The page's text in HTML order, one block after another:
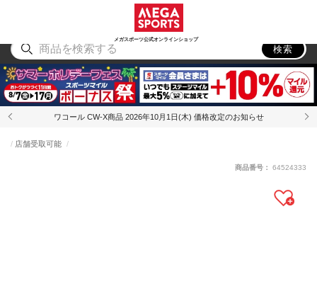
メガスポーツ公式オンラインショップ
アウトドア
検索
ワコール CW-X商品 2026年10月1日(木) 価格改定のお知らせ
店舗受取可能
商品番号： 64524333